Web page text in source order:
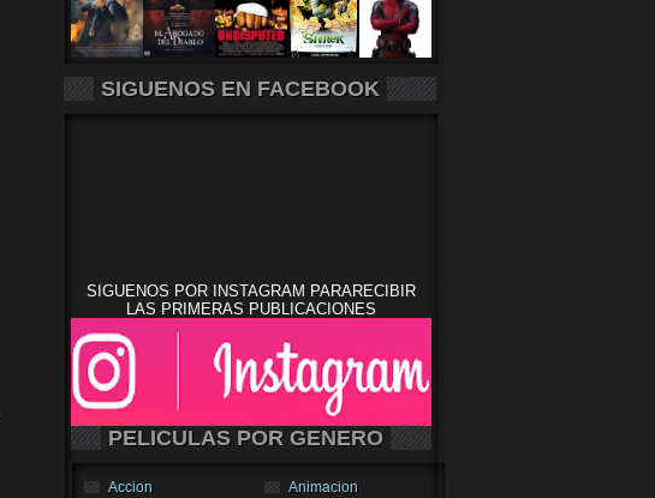
SIGUENOS EN FACEBOOK
SIGUENOS POR INSTAGRAM PARARECIBIR
LAS PRIMERAS PUBLICACIONES
PELICULAS POR GENERO
Accion Animacion